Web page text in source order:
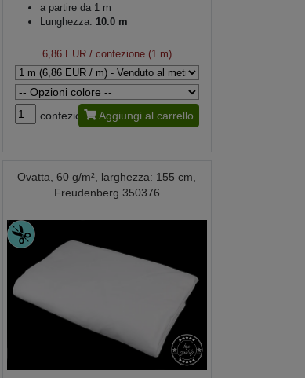
a partire da 1 m
Lunghezza: 10.0 m
6,86 EUR/ confezione (1 m)
confezione Aggiungi al carrello
Ovatta, 60 g/m², larghezza: 155 cm,
Freudenberg 350376